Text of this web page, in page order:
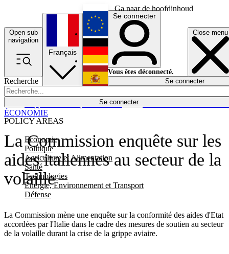
Ga naar de hoofdinhoud
Open sub
navigation
Close menu
Recherche
Se connecter
POLICY AREAS
Economie
Politique
Agriculture et Alimentation
Santé
Technologies
Energie, Environnement et Transport
Défense
Économie
Français
English
Deutsch
Español
Se connecter
Vous êtes déconnecté.
Se connecter
La Commission enquête sur les
aides italiennes au secteur de la
volaille
La Commission mène une enquête sur la conformité des aides d'Etat
accordées par l'Italie dans le cadre des mesures de soutien au secteur
de la volaille durant la crise de la grippe aviaire.
ÉCONOMIE